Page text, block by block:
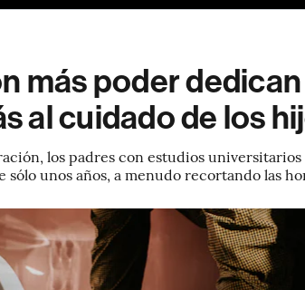
más poder
al cuidado de los
los padres con estudios
sólo unos años, a menudo recortando las